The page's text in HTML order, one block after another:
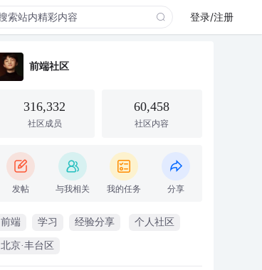
登录/注册
前端社区
316,332
社区成员
60,458
社区内容
发帖 与我相关 我的任务 分享
前端 学习 经验分享 个人社区
北京·丰台区